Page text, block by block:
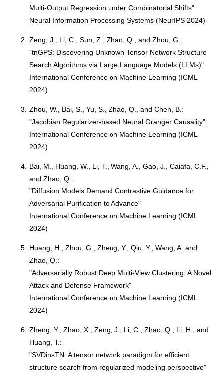
Multi-Output Regression under Combinatorial Shifts"
Neural Information Processing Systems (NeurIPS 2024)
2.
Zeng, J., Li, C., Sun, Z., Zhao, Q., and Zhou, G.:
"tnGPS: Discovering Unknown Tensor Network Structure
Search Algorithms via Large Language Models (LLMs)"
International Conference on Machine Learning (ICML
2024)
3.
Zhou, W., Bai, S., Yu, S., Zhao, Q., and Chen, B.:
"Jacobian Regularizer-based Neural Granger Causality"
International Conference on Machine Learning (ICML
2024)
4.
Bai, M., Huang, W., Li, T., Wang, A., Gao, J., Caiafa, C.F.,
and Zhao, Q.:
"Diffusion Models Demand Contrastive Guidance for
Adversarial Purification to Advance"
International Conference on Machine Learning (ICML
2024)
5.
Huang, H., Zhou, G., Zheng, Y., Qiu, Y., Wang, A. and
Zhao, Q.:
"Adversarially Robust Deep Multi-View Clustering: A Novel
Attack and Defense Framework"
International Conference on Machine Learning (ICML
2024)
6. Zheng, Y., Zhao, X., Zeng, J., Li, C., Zhao, Q., Li, H., and
Huang, T.:
"SVDinsTN: A tensor network paradigm for efficient
structure search from regularized modeling perspective"